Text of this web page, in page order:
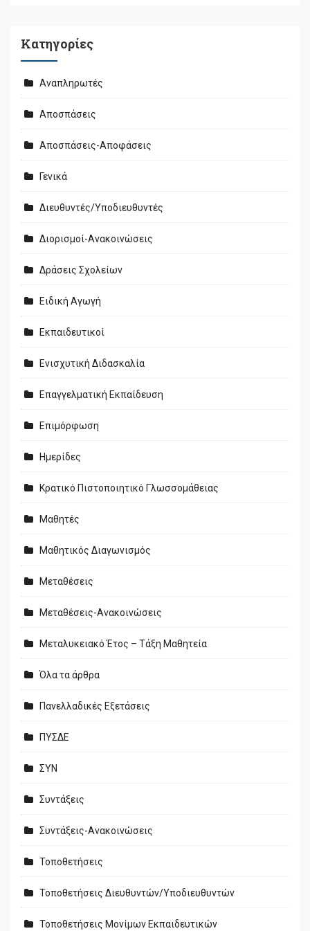
Kατηγορίες
Αναπληρωτές
Αποσπάσεις
Αποσπάσεις-Αποφάσεις
Γενικά
Διευθυντές/Υποδιευθυντές
Διορισμοί-Ανακοινώσεις
Δράσεις Σχολείων
Ειδική Αγωγή
Εκπαιδευτικοί
Ενισχυτική Διδασκαλία
Επαγγελματική Εκπαίδευση
Επιμόρφωση
Ημερίδες
Κρατικό Πιστοποιητικό Γλωσσομάθειας
Μαθητές
Μαθητικός Διαγωνισμός
Μεταθέσεις
Μεταθέσεις-Ανακοινώσεις
Μεταλυκειακό Έτος – Τάξη Μαθητεία
Όλα τα άρθρα
Πανελλαδικές Εξετάσεις
ΠΥΣΔΕ
ΣΥΝ
Συντάξεις
Συντάξεις-Ανακοινώσεις
Τοποθετήσεις
Τοποθετήσεις Διευθυντών/Υποδιευθυντών
Τοποθετήσεις Μονίμων Εκπαιδευτικών